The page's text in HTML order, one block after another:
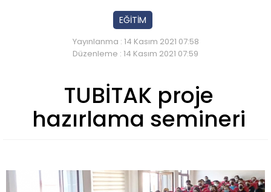
EĞİTİM
Yayınlanma : 14 Kasım 2021 07:58
Düzenleme : 14 Kasım 2021 07:59
TUBİTAK proje
hazırlama semineri